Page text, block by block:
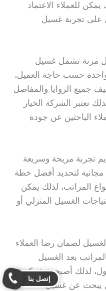
للعملاء الاعتماد
على تجربة غسيل
مرنة تشمل غسيل
حسب حاجة العميل،
جميع الزوايا والمفاصل
تعتبر الشركة الخيار
الباحثين عن جودة
تجربة مريحة وسريعة
مجانية لتحديد أفضل خطة
المراتب، لذلك يمكن
الغسيل المنزلي أو
لضمان رضا العملاء
بعد الغسيل
لذلك أصبحت شركة
يبحث عن غسيل
إتصل بنا